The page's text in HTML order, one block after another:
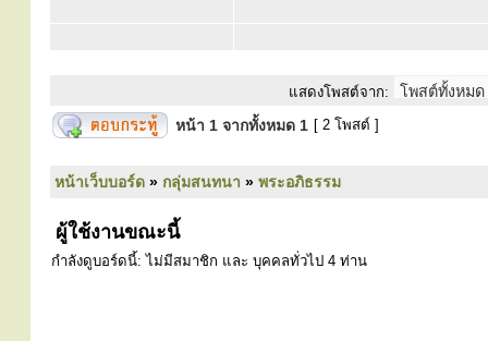
แสดงโพสต์จาก:
หน้า 1 จากทั้งหมด 1 [ 2 โพสต์ ]
หน้าเว็บบอร์ด » กลุ่มสนทนา » พระอภิธรรม
ผู้ใช้งานขณะนี้
กำลังดูบอร์ดนี้: ไม่มีสมาชิก และ บุคคลทั่วไป 4 ท่าน